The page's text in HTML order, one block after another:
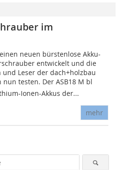
im
neuen bürstenlose Akku-
entwickelt und die
und Leser der dach+holzbau
testen. Der ASB18 M bl
Ionen-Akkus der...
mehr